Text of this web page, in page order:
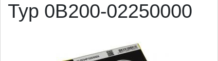
Typ 0B200-02250000